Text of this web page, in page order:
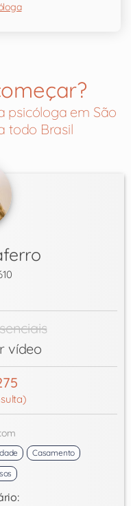
psicóloga em São
todo Brasil
vídeo
Casamento